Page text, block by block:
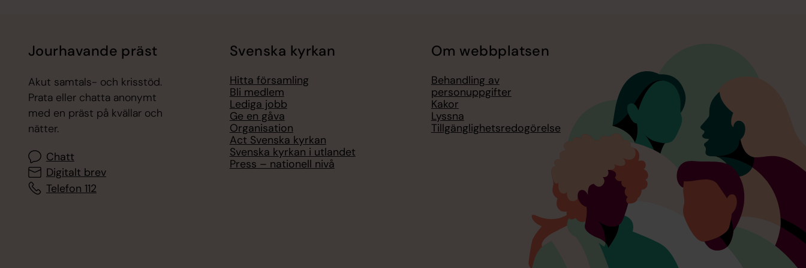
Jourhavande präst
Akut samtals- och krisstöd.
Prata eller chatta anonymt
med en präst på kvällar och
nätter.
Chatt
Digitalt brev
Telefon 112
Svenska kyrkan
Hitta församling
Bli medlem
Lediga jobb
Ge en gåva
Organisation
Act Svenska kyrkan
Svenska kyrkan i utlandet
Press – nationell nivå
Om webbplatsen
Behandling av
personuppgifter
Kakor
Lyssna
Tillgänglighetsredogörelse